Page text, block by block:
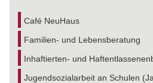
Café NeuHaus
Familien- und Lebensberatung
Inhaftierten- und
Jugendsozialarbeit an Schulen